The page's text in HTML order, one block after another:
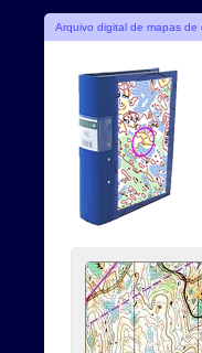
Arquivo digital de mapas de